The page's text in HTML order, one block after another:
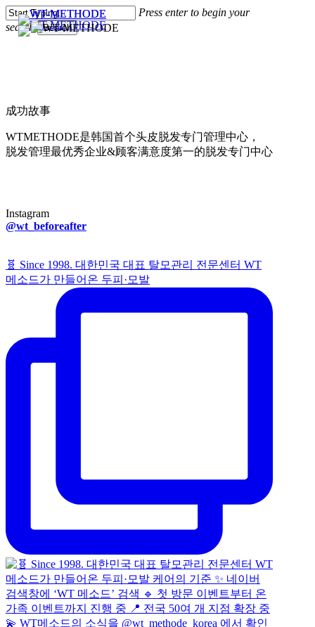
Skip
to
main Menu
Press enter to begin your
search
Search
成功故事
WTMETHODE是韩国首个头皮脱发专门管理中心，
脱发管理最优秀企业&顾客满意度第一的脱发专门中心
Instagram
@wt_beforeafter
🧬 Since 1998. 대한민국 대표 탈모관리 전문센터 WT
메소드가 만들어온 두피·모발